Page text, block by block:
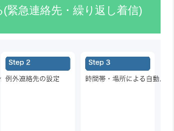
緊急連絡先・繰り返し着信)